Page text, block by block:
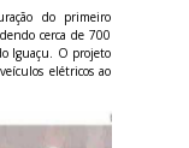
do primeiro
cerca de 700
Iguaçu. O projeto
elétricos ao